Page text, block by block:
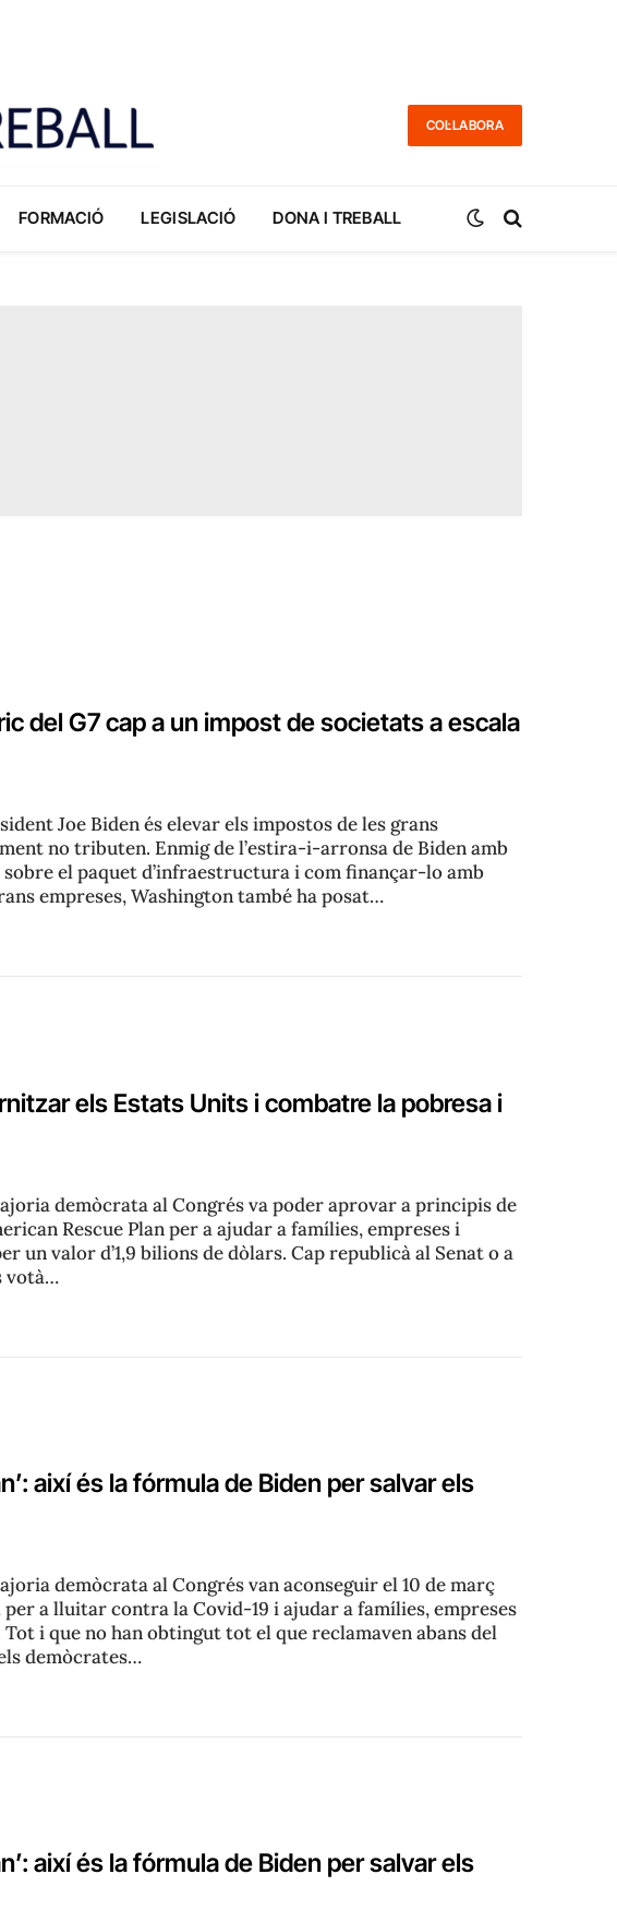
COL·LABORA
FORMACIÓ LEGISLACIÓ DONA I TREBALL
del G7 cap a un impost de societats a escala
Joe Biden és elevar els impostos de les grans
no tributen. Enmig de l’estira-i-arronsa de Biden amb
el paquet d’infraestructura i com finançar-lo amb
empreses, Washington també ha posat…
els Estats Units i combatre la pobresa i
demòcrata al Congrés va poder aprovar a principis de
Rescue Plan per a ajudar a famílies, empreses i
un valor d’1,9 bilions de dòlars. Cap republicà al Senat o a
votà…
així és la fórmula de Biden per salvar els
demòcrata al Congrés van aconseguir el 10 de març
a lluitar contra la Covid-19 i ajudar a famílies, empreses
i que no han obtingut tot el que reclamaven abans del
demòcrates…
així és la fórmula de Biden per salvar els